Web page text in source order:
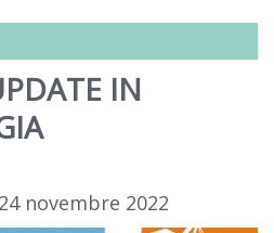
IN
novembre 2022